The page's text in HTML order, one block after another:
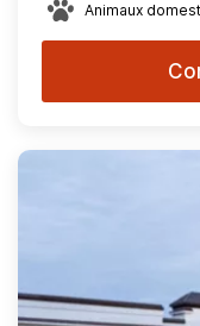
Animaux